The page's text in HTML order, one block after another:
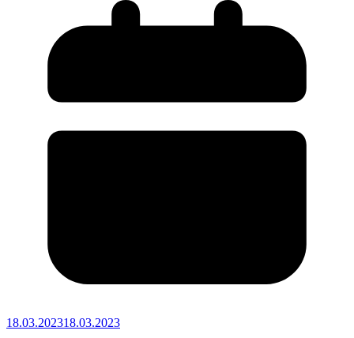
18.03.202318.03.2023